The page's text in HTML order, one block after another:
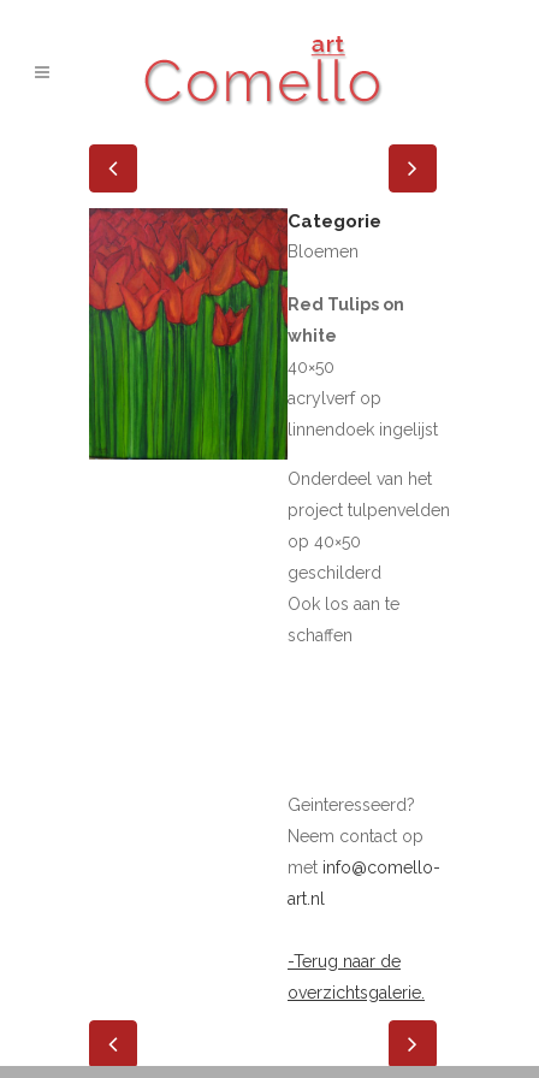
Categorie
Bloemen
Red Tulips on
white
40×50
acrylverf op
linnendoek ingelijst
Onderdeel van het
project tulpenvelden
op 40×50
geschilderd
Ook los aan te
schaffen
Geinteresseerd?
Neem contact op
met info@comello-
art.nl
-Terug naar de
overzichtsgalerie.